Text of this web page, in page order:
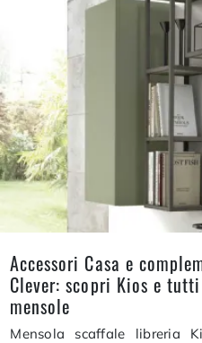
Accessori Casa e
Clever: scopri Kios e
mensole
Mensola scaffale libreria